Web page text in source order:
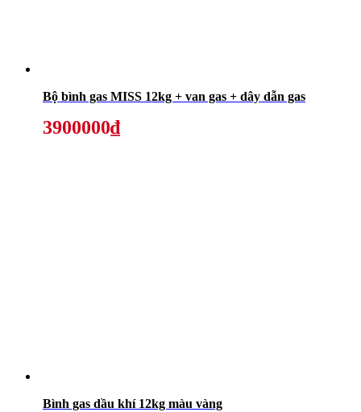
Bộ bình gas MISS 12kg + van gas + dây dẫn gas
3900000₫
Bình gas dầu khí 12kg màu vàng